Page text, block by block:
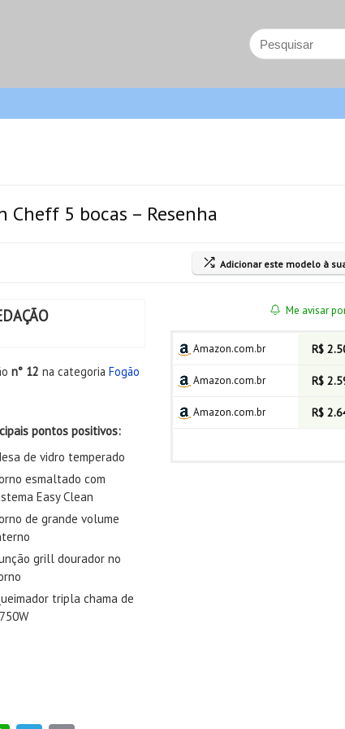
Cheff 5 bocas – Resenha
Adicionar este modelo à
n° 12 na categoriaFogão
pontos positivos:
de vidro temperado
esmaltado com
Easy Clean
de grande volume
grill dourador no
tripla chama de
Me avisar
Amazon.com.br R$
Amazon.com.br R$
Amazon.com.br R$